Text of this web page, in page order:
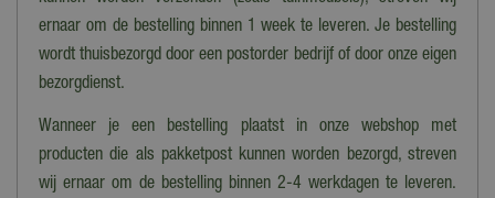
ernaar om de bestelling binnen 1 week te leveren. Je bestelling
wordt thuisbezorgd door een postorder bedrijf of door onze eigen
bezorgdienst.
Wanneer je een bestelling plaatst in onze webshop met
producten die als pakketpost kunnen worden bezorgd, streven
wij ernaar om de bestelling binnen 2-4 werkdagen te leveren.